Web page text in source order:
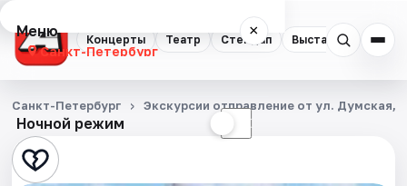
Концерты Театр Стендап Выставки
Меню ×
Санкт-Петербург
Концерты
Театр
Стендап
Ночной режим ☾
Санкт-Петербург Экскурсии отправление от ул. Думская,